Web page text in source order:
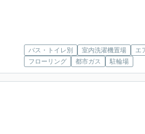
バス・トイレ別 室内洗濯機置場
エ
フローリング
都市ガス 駐輪場